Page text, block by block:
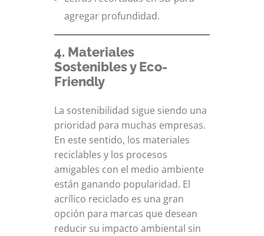
agregar profundidad.
4. Materiales
Sostenibles y Eco-
Friendly
La sostenibilidad sigue siendo una
prioridad para muchas empresas.
En este sentido, los materiales
reciclables y los procesos
amigables con el medio ambiente
están ganando popularidad. El
acrílico reciclado es una gran
opción para marcas que desean
reducir su impacto ambiental sin